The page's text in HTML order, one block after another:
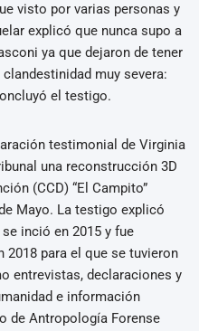
visto por varias personas y
explicó que nunca supo a
ya que dejaron de tener
muy severa:
el testigo.
testimonial de Virginia
una reconstrucción 3D
(CCD) “El Campito”
Mayo. La testigo explicó
inció en 2015 y fue
2018 para el que se tuvieron
entrevistas, declaraciones y
e información
de Antropología Forense